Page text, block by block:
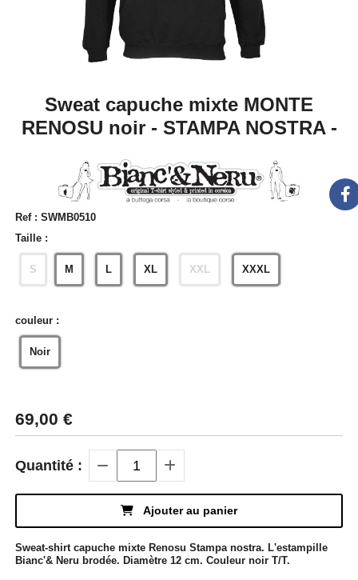
Sweat capuche mixte MONTE
RENOSU noir - STAMPA NOSTRA -
Ref : SWMB0510
Taille :
S M L XL XXL XXXL
couleur :
Noir
69,00 €
Quantité :
Ajouter au panier
Sweat-shirt capuche mixte Renosu Stampa nostra. L'estampille
Bianc'& Neru brodée. Diamètre 12 cm. Couleur noir T/T.